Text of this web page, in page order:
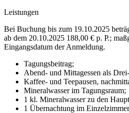
Leistungen
Bei Buchung bis zum 19.10.2025
ab dem 20.10.2025 188,00 € p. P.;
Eingangsdatum der Anmeldung.
Tagungsbeitrag;
Abend- und Mittagessen als
Kaffee- und Teepausen,
Mineralwasser im Tagungsraum;
1 kl. Mineralwasser zu den
1 Übernachtung im